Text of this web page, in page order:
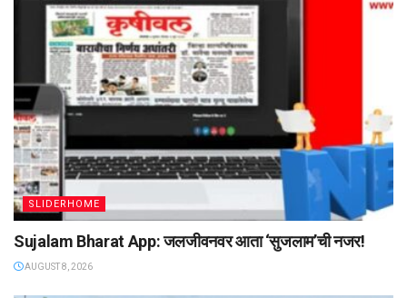
SLIDERHOME
Sujalam Bharat App: जलजीवनवर आता ‌‘सुजलाम‌’ची नजर!
AUGUST 8, 2026